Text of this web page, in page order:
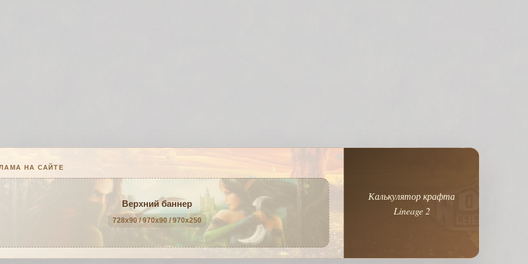
НА САЙТЕ
Верхний баннер
728x90 / 970x90 / 970x250
Калькулятор крафта
Lineage 2